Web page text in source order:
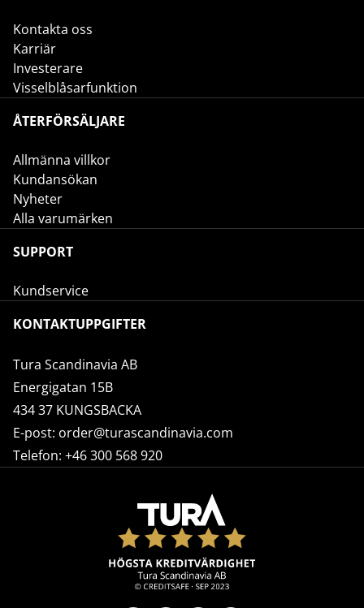
Kontakta oss
Karriär
Investerare
Visselblåsarfunktion
ÅTERFÖRSÄLJARE
Allmänna villkor
Kundansökan
Nyheter
Alla varumärken
SUPPORT
Kundservice
KONTAKTUPPGIFTER
Tura Scandinavia AB
Energigatan 15B
434 37 KUNGSBACKA
E-post: order@turascandinavia.com
Telefon: +46 300 568 920